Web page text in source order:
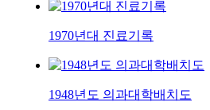
1970년대 진료기록
1948년도 의과대학배치도